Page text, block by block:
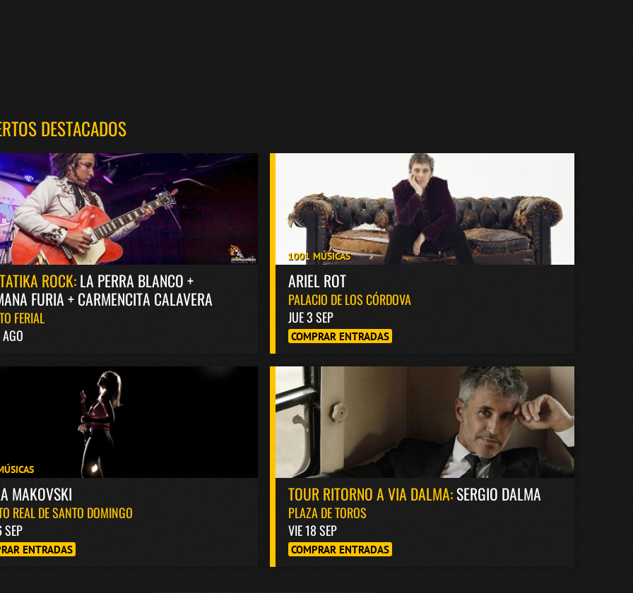
DESTACADOS
ROCK:LA PERRA BLANCO +
FURIA + CARMENCITA CALAVERA
FERIAL
1001 MÚSICAS
ARIEL ROT
PALACIO DE LOS CÓRDOVA
JUE 3 SEP
COMPRAR ENTRADAS
MAKOVSKI
REAL DE SANTO DOMINGO
SEP
ENTRADAS
TOUR RITORNO A VIA DALMA:SERGIO DALMA
PLAZA DE TOROS
VIE 18 SEP
COMPRAR ENTRADAS